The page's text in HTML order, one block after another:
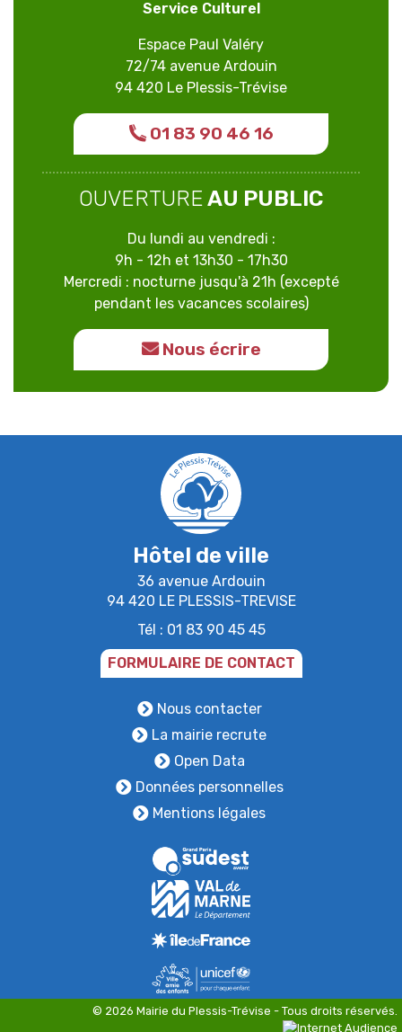
−
Service Culturel
Espace Paul Valéry
72/74 avenue Ardouin
94 420 Le Plessis-Trévise
01 83 90 46 16
OUVERTUREAU PUBLIC
Du lundi au vendredi :
9h - 12h et 13h30 - 17h30
Mercredi : nocturne jusqu'à 21h (excepté
pendant les vacances scolaires)
Nous écrire
Hôtel de ville
36 avenue Ardouin
94 420 LE PLESSIS-TREVISE
Tél : 01 83 90 45 45
FORMULAIRE DE CONTACT
Nous contacter
La mairie recrute
Open Data
Données personnelles
Mentions légales
© 2026 Mairie du Plessis-Trévise - Tous droits réservés.